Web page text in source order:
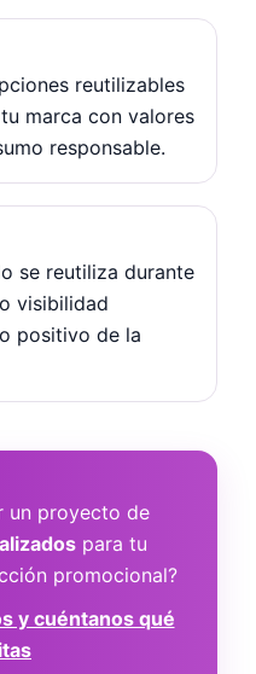
reutilizables
marca con valores
responsable.
se reutiliza durante
visibilidad
positivo de la
un proyecto de
para tu
promocional?
y cuéntanos qué